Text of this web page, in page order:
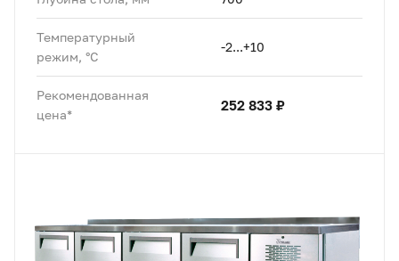
Температурный
режим, °C
-2...+10
Рекомендованная
цена*
252 833 ₽